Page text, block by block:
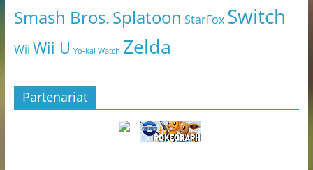
Smash Bros.Splatoon StarFox Switch
Wii Wii U Yo-kai Watch Zelda
Partenariat